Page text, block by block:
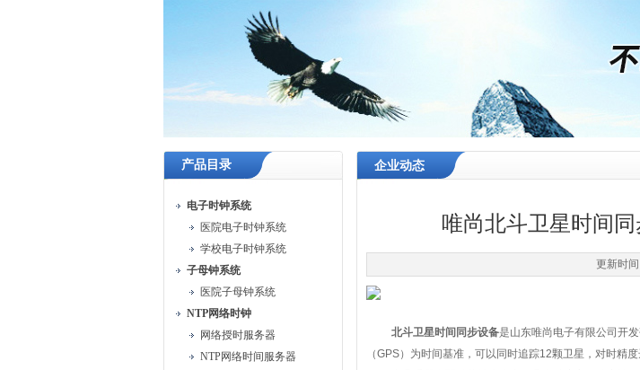
产品目录
电子时钟系统
医院电子时钟系统
学校电子时钟系统
子母钟系统
医院子母钟系统
NTP网络时钟
网络授时服务器
NTP网络时间服务器
企业动态
唯尚北斗卫星时间
更新时
北斗卫星时间同步设备是山东唯尚电子有限公司开
（GPS）为时间基准，可以同时追踪12颗卫星，对时精